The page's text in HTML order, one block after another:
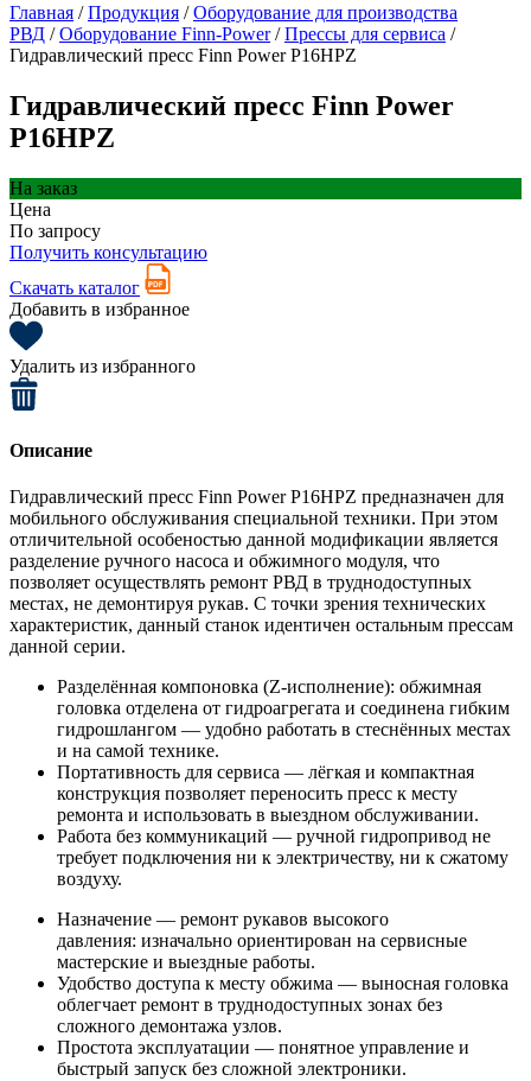
Главная /Продукция /Оборудование для производства
РВД /Оборудование Finn-Power/Прессы для сервиса /
Гидравлический пресс Finn Power P16HPZ
Гидравлический пресс Finn Power
P16HPZ
На заказ
Цена
По запросу
Получить консультацию
Скачать каталог
Добавить в избранное
Удалить из избранного
Описание
Гидравлический пресс Finn Power P16HPZ предназначен для
мобильного обслуживания специальной техники. При этом
отличительной особеностью данной модификации является
разделение ручного насоса и обжимного модуля, что
позволяет осуществлять ремонт РВД в труднодоступных
местах, не демонтируя рукав. С точки зрения технических
характеристик, данный станок идентичен остальным прессам
данной серии.
Разделённая компоновка (Z-исполнение): обжимная
головка отделена от гидроагрегата и соединена гибким
гидрошлангом — удобно работать в стеснённых местах
и на самой технике.
Портативность для сервиса — лёгкая и компактная
конструкция позволяет переносить пресс к месту
ремонта и использовать в выездном обслуживании.
Работа без коммуникаций — ручной гидропривод не
требует подключения ни к электричеству, ни к сжатому
воздуху.
Назначение — ремонт рукавов высокого
давления: изначально ориентирован на сервисные
мастерские и выездные работы.
Удобство доступа к месту обжима — выносная головка
облегчает ремонт в труднодоступных зонах без
сложного демонтажа узлов.
Простота эксплуатации — понятное управление и
быстрый запуск без сложной электроники.